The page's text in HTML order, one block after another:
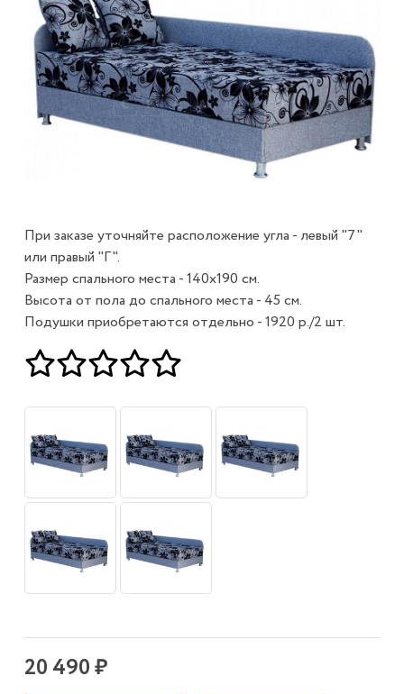
При заказе уточняйте расположение угла - левый "7"
или правый "Г".
Размер спального места - 140х190 см.
Высота от пола до спального места - 45 см.
Подушки приобретаются отдельно - 1920 р./2 шт.
20 490 ₽